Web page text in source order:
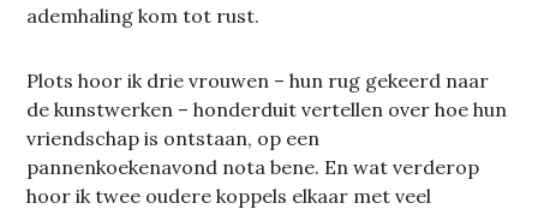
ademhaling kom tot rust.
Plots hoor ik drie vrouwen – hun rug gekeerd naar
de kunstwerken – honderduit vertellen over hoe hun
vriendschap is ontstaan, op een
pannenkoekenavond nota bene. En wat verderop
hoor ik twee oudere koppels elkaar met veel